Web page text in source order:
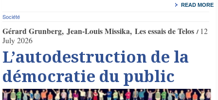
READ MORE
Société
Gérard Grunberg Jean-Louis Missika Les essais de Telos
12
July 2026
L’autodestruction de la
démocratie du public